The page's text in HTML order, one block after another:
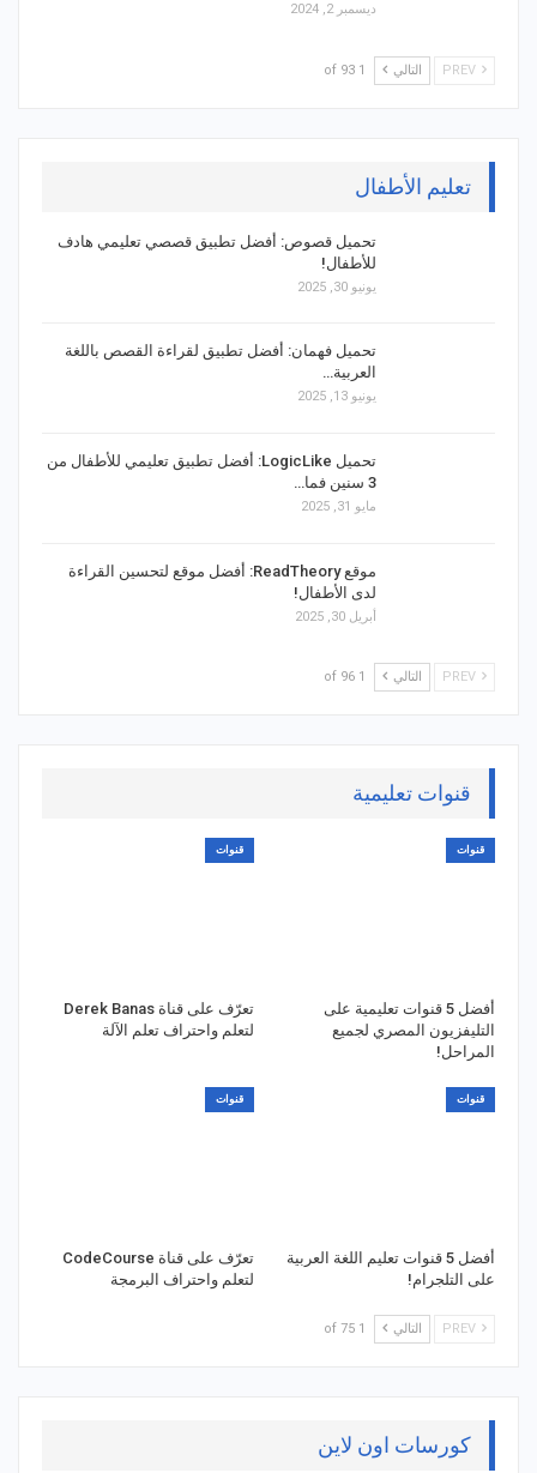
ديسمبر 2, 2024
التالي 1 of 93
تعليم الأطفال
تحميل قصوص: أفضل تطبيق قصصي تعليمي هادف
للأطفال!
يونيو 30, 2025
تحميل فهمان: أفضل تطبيق لقراءة القصص باللغة
العربية…
يونيو 13, 2025
تحميل LogicLike: أفضل تطبيق تعليمي للأطفال من
3 سنين فما…
مايو 31, 2025
موقع ReadTheory: أفضل موقع لتحسين القراءة
لدى الأطفال!
أبريل 30, 2025
التالي 1 of 96
قنوات تعليمية
قنوات
أفضل 5 قنوات تعليمية على
التليفزيون المصري لجميع
المراحل!
قنوات
تعرّف على قناة Derek Banas
لتعلم واحتراف تعلم الآلة
قنوات
أفضل 5 قنوات تعليم اللغة العربية
على التلجرام!
قنوات
تعرّف على قناة CodeCourse
لتعلم واحتراف البرمجة
التالي 1 of 75
كورسات اون لاين